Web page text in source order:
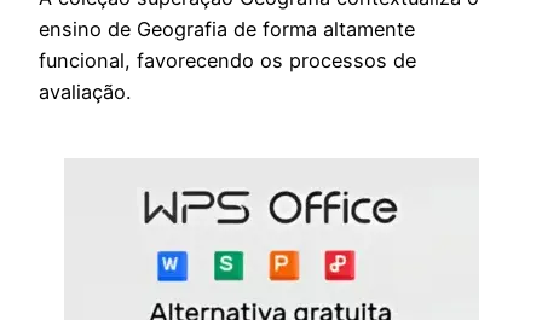
ensino de Geografia de forma altamente
funcional, favorecendo os processos de
avaliação.